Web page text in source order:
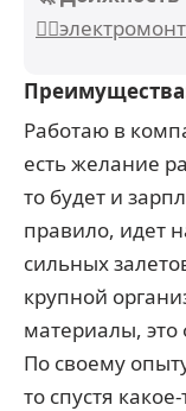
Работаю в
есть желание
то будет и
правило, идет
сильных
крупной
материалы, это
По своему
то спустя